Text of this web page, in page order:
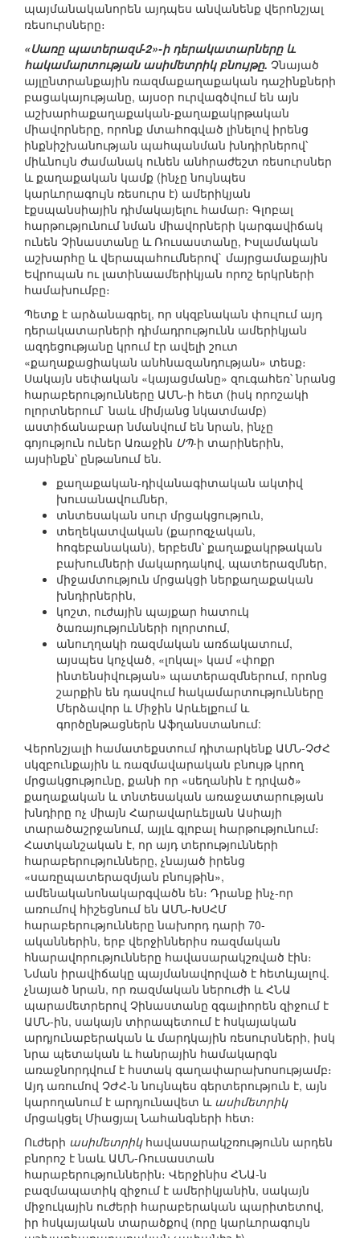
պայմանականորեն այդպես անվանենք վերոնշյալ
ռեսուրսները։
«Սառը պատերազմ-2»-ի դերակատարները և
հակամարտության ասիմետրիկ բնույթը. Չնայած
այլընտրանքային ռազմաքաղաքական դաշինքների
բացակայությանը, այսօր ուրվագծվում են այն
աշխարհաքաղաքական-քաղաքակրթական
միավորները, որոնք մտահոգված լինելով իրենց
ինքնիշխանության պահպանման խնդիրներով՝
միևնույն ժամանակ ունեն անհրաժեշտ ռեսուրսներ
և քաղաքական կամք (ինչը նույնպես
կարևորագույն ռեսուրս է) ամերիկյան
էքսպանսիային դիմակայելու համար։ Գլոբալ
հարթությունում նման միավորների կարգավիճակ
ունեն Չինաստանը և Ռուսաստանը, Իսլամական
աշխարհը և վերապահումներով` մայրցամաքային
Եվրոպան ու լատինաամերիկյան որոշ երկրների
համախումբը։
Պետք է արձանագրել, որ սկզբնական փուլում այդ
դերակատարների դիմադրությունն ամերիկյան
ազդեցությանը կրում էր ավելի շուտ
«քաղաքացիական անհնազանդության» տեսք։
Սակայն սեփական «կայացմանը» զուգահեռ՝ նրանց
հարաբերությունները ԱՄՆ-ի հետ (իսկ որոշակի
ոլորտներում` նաև միմյանց նկատմամբ)
աստիճանաբար նմանվում են նրան, ինչը
գոյություն ուներ Առաջին ՍՊ-ի տարիներին,
այսինքն՝ ընթանում են.
քաղաքական-դիվանագիտական ակտիվ
խուսանավումներ,
տնտեսական սուր մրցակցություն,
տեղեկատվական (քարոզչական,
հոգեբանական), երբեմն՝ քաղաքակրթական
բախումների մակարդակով, պատերազմներ,
միջամտություն մրցակցի ներքաղաքական
խնդիրներին,
կոշտ, ուժային պայքար հատուկ
ծառայությունների ոլորտում,
անուղղակի ռազմական առճակատում,
այսպես կոչված, «լոկալ» կամ «փոքր
ինտենսիվության» պատերազմներում, որոնց
շարքին են դասվում հակամարտությունները
Մերձավոր և Միջին Արևելքում և
գործընթացներն Աֆղանստանում:
Վերոնշյալի համատեքստում դիտարկենք ԱՄՆ-ՉԺՀ
սկզբունքային և ռազմավարական բնույթ կրող
մրցակցությունը, քանի որ «սեղանին է դրված»
քաղաքական և տնտեսական առաջատարության
խնդիրը ոչ միայն Հարավարևելյան Ասիայի
տարածաշրջանում, այլև գլոբալ հարթությունում։
Հատկանշական է, որ այդ տերությունների
հարաբերությունները, չնայած իրենց
«սառըպատերազմյան բնույթին»,
ամենականոնակարգվածն են։ Դրանք ինչ-որ
առումով հիշեցնում են ԱՄՆ-ԽՍՀՄ
հարաբերությունները նախորդ դարի 70-
ականներին, երբ վերջիններիս ռազմական
հնարավորությունները հավասարակշռված էին։
Նման իրավիճակը պայմանավորված է հետևյալով.
չնայած նրան, որ ռազմական ներուժի և ՀՆԱ
պարամետրերով Չինաստանը զգալիորեն զիջում է
ԱՄՆ-ին, սակայն տիրապետում է հսկայական
արդյունաբերական և մարդկային ռեսուրսների, իսկ
նրա պետական և հանրային համակարգն
առաջնորդվում է հստակ գաղափարախոսությամբ։
Այդ առումով ՉԺՀ-ն նույնպես գերտերություն է, այն
կարողանում է արդյունավետ և ասիմետրիկ
մրցակցել Միացյալ Նահանգների հետ։
Ուժերի ասիմետրիկհավասարակշռությունն արդեն
բնորոշ է նաև ԱՄՆ-Ռուսաստան
հարաբերություններին։ Վերջինիս ՀՆԱ-ն
բազմապատիկ զիջում է ամերիկյանին, սակայն
միջուկային ուժերի հարաբերական պարիտետով,
իր հսկայական տարածքով (որը կարևորագույն